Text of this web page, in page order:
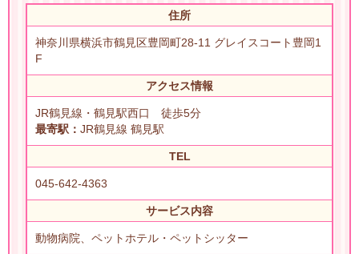
住所
神奈川県横浜市鶴見区豊岡町28-11 グレイスコート豊岡1
F
アクセス情報
JR鶴見線・鶴見駅西口 徒歩5分
最寄駅： JR鶴見線 鶴見駅
TEL
045-642-4363
サービス内容
動物病院、ペットホテル・ペットシッター